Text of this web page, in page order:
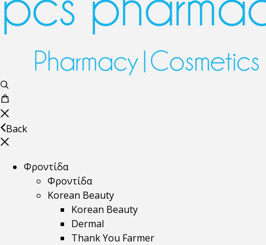
Back
Φροντίδα
Φροντίδα
Korean Beauty
Korean Beauty
Dermal
Thank You Farmer